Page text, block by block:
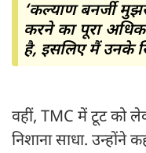
‘कल्याण बनर्जी
करने का पूरा
है, इसलिए मैं उनके
वहीं, TMC में टूट को
निशाना साधा. उन्होंने